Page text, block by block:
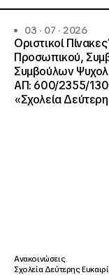
03 · 07 · 2026
Οριστικοί
Προσωπικού,
Συμβούλων
ΑΠ: 600/2355/
«Σχολεία
Ανακοινώσεις
Σχολεία Δεύτερης